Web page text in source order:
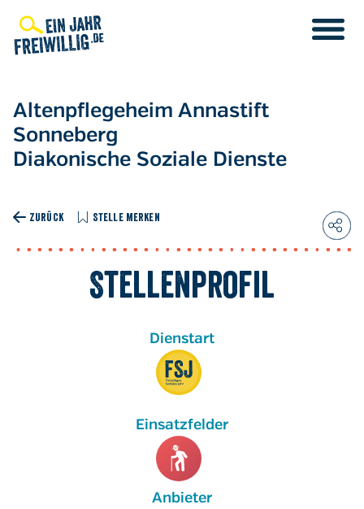
zum
Inhalt
Altenpflegeheim Annastift
Sonneberg
Diakonische Soziale Dienste
ZURÜCK STELLE MERKEN
Stellenprofil
Anbieter